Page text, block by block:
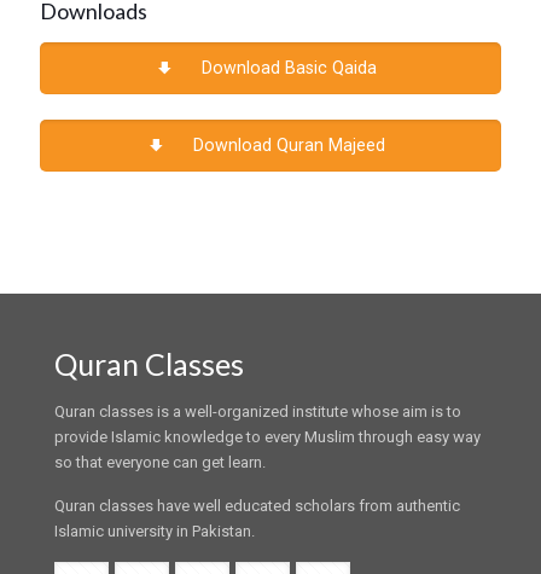
Downloads
Download Basic Qaida
Download Quran Majeed
Quran Classes
Quran classes is a well-organized institute whose aim is to
provide Islamic knowledge to every Muslim through easy way
so that everyone can get learn.
Quran classes have well educated scholars from authentic
Islamic university in Pakistan.